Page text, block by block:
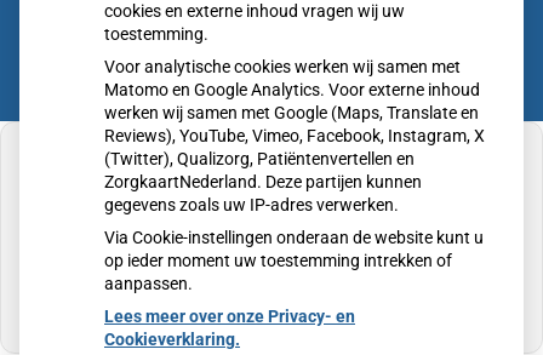
U heeft geen toestemming gegeven voor
externe inhoud die nodig is om dit te zien.
Cookie-instellingen wijzigen
cookies en externe inhoud vragen wij uw
toestemming.
Voor analytische cookies werken wij samen met
Matomo en Google Analytics. Voor externe inhoud
werken wij samen met Google (Maps, Translate en
Reviews), YouTube, Vimeo, Facebook, Instagram, X
(Twitter), Qualizorg, Patiëntenvertellen en
ZorgkaartNederland. Deze partijen kunnen
gegevens zoals uw IP-adres verwerken.
Via Cookie-instellingen onderaan de website kunt u
op ieder moment uw toestemming intrekken of
aanpassen.
Lees meer over onze Privacy- en
Cookieverklaring.